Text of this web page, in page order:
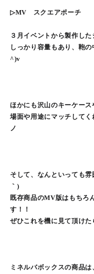
▷MV スクエアポーチ
３月イベントから製作し
しっかり容量もあり、鞄
^)v
ほかにも沢山のキーケース
場面や用途にマッチして
ノ
そして、なんといっても
｀)
既存商品のMV版はもちろ
す！！
ぜひこれを機に見て頂け
ミネルバボックスの商品